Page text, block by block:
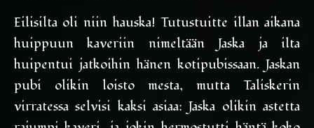
Eilisilta oli niin hauska! Tutustuitte illan aikana
huippuun kaveriin nimeltään Jaska ja ilta
huipentui jatkoihin hänen kotipubissaan. Jaskan
pubi olikin loisto mesta, mutta Taliskerin
virratessa selvisi kaksi asiaa: Jaska olikin astetta